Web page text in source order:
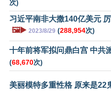
次)
习近平南非大撒140亿美元
🖼️▶️ 2023/8/29 (288,954次)
十年前将军拟问鼎白宫 中共
(68,670次)
美丽模特多重性格 原来是22